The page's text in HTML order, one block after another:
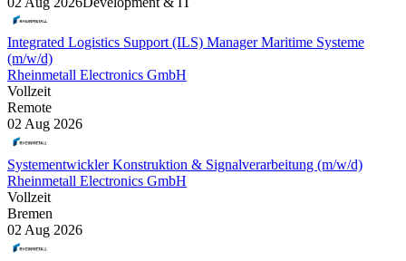
Integrated Logistics Support (ILS) Manager Maritime Systeme
(m/w/d)
Rheinmetall Electronics GmbH
Vollzeit
Remote
02 Aug 2026
Systementwickler Konstruktion & Signalverarbeitung (m/w/d)
Rheinmetall Electronics GmbH
Vollzeit
Bremen
02 Aug 2026